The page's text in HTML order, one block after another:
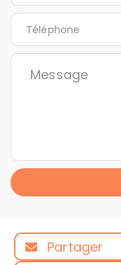
Partager